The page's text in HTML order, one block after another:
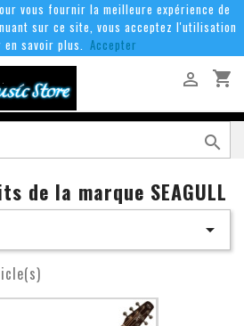
vous fournir la meilleure expérience de
sur ce site, vous acceptez l'utilisation
savoir plus. Accepter
shopping_cart


de la marque SEAGULL
